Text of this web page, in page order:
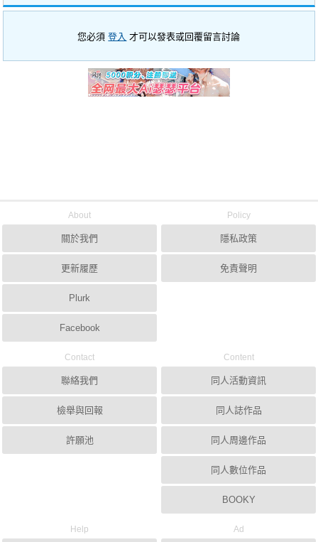
您必須登入 才可以發表或回覆留言討論
About
關於我們
更新履歷
Plurk
Facebook
Policy
隱私政策
免責聲明
Contact
聯絡我們
檢舉與回報
許願池
Content
同人活動資訊
同人誌作品
同人周邊作品
同人數位作品
BOOKY
Help Ad